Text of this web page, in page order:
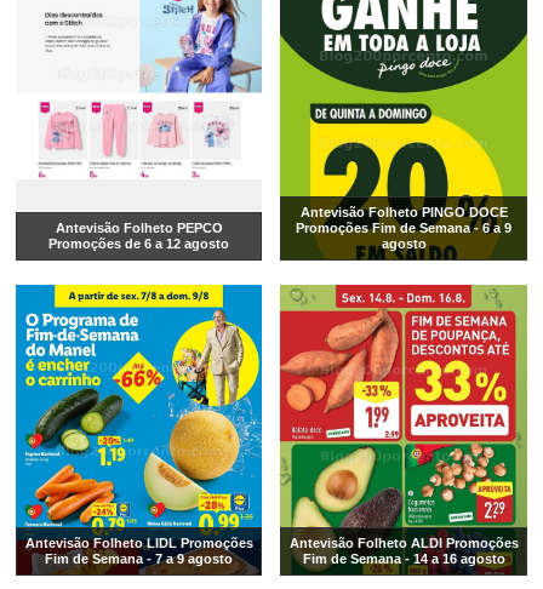
Antevisão Folheto PEPCO
Promoções de 6 a 12 agosto
Antevisão Folheto PINGO DOCE
Promoções Fim de Semana - 6 a 9
agosto
Antevisão Folheto LIDL Promoções
Fim de Semana - 7 a 9 agosto
Antevisão Folheto ALDI Promoções
Fim de Semana - 14 a 16 agosto